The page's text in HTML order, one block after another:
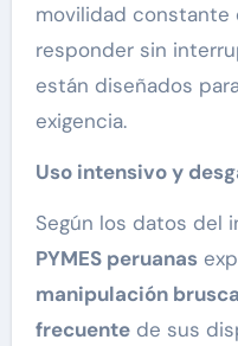
movilidad constante
responder sin
están diseñados
exigencia.
Uso intensivo y
Según los datos del
PYMES peruanas
manipulación
frecuentede sus